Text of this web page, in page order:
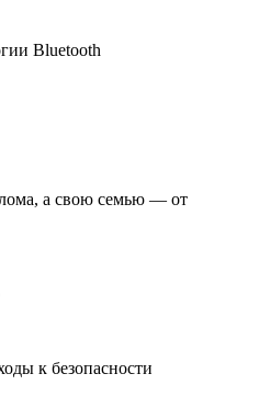
Bluetooth
а свою семью — от
к безопасности